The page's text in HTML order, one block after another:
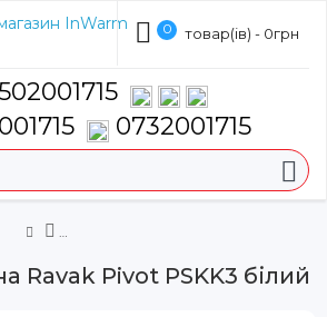
0 товар(ів) - 0грн
0732001715
Ravak Pivot PSKK3 білий